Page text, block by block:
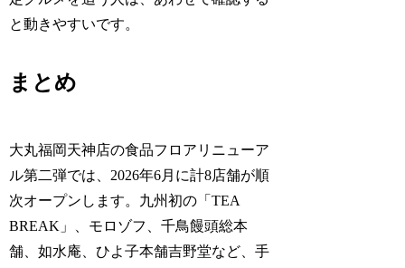
と動きやすいです。
まとめ
大丸福岡天神店の食品フロアリニューア
ル第二弾では、2026年6月に計8店舗が順
次オープンします。九州初の「TEA
BREAK」、モロゾフ、千鳥饅頭総本
舗、如水庵、ひよ子本舗吉野堂など、手